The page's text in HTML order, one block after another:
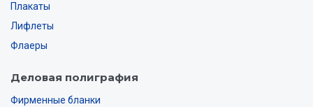
Плакаты
Лифлеты
Флаеры
Деловая полиграфия
Фирменные бланки